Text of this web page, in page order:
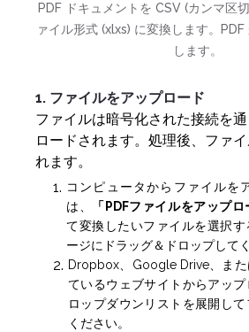
PDF ドキュメントを CSV (カンマ区
ァイル形式 (xlxs) に変換します。
します。
1. ファイルをアップロード
ファイルは暗号化された接続を
ロードされます。処理後、ファ
れます。
コンピュータからファイルを
は、
「PDFファイルをアップロ
て変換したいファイルを選択
ージにドラッグ＆ドロップして
Dropbox、Google Drive、ま
ているウェブサイトからアッ
ロップダウンリストを展開し
ください。